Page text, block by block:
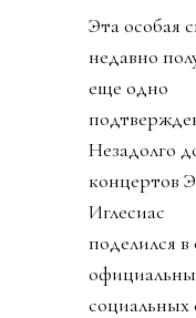
Эта особая
недавно
еще одно
Незадолго
концертов
Иглесиас
поделился в
социальных